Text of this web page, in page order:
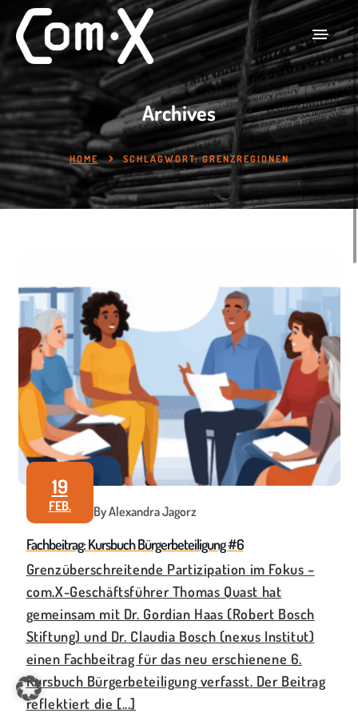
Archives
HOME SCHLAGWORT:GRENZREGIONEN
19
FEB. By Alexandra Jagorz
Fachbeitrag: Kursbuch Bürgerbeteiligung #6
Grenzüberschreitende Partizipation im Fokus –
com.X-Geschäftsführer Thomas Quast hat
gemeinsam mit Dr. Gordian Haas (Robert Bosch
Stiftung) und Dr. Claudia Bosch (nexus Institut)
einen Fachbeitrag für das neu erschienene 6.
Kursbuch Bürgerbeteiligung verfasst. Der Beitrag
reflektiert die [...]